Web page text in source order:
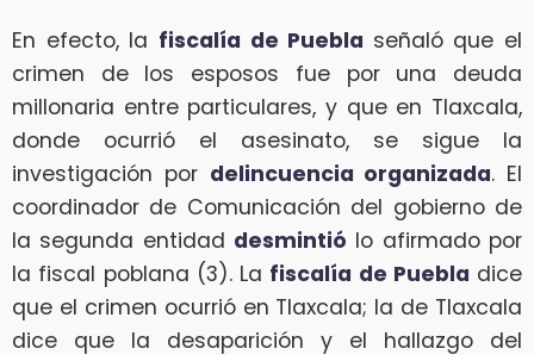
En efecto, la fiscalía de Puebla señaló que el
crimen de los esposos fue por una deuda
millonaria entre particulares, y que en Tlaxcala,
donde ocurrió el asesinato, se sigue la
investigación por delincuencia organizada. El
coordinador de Comunicación del gobierno de
la segunda entidad desmintió lo afirmado por
la fiscal poblana (3). La fiscalía de Puebla dice
que el crimen ocurrió en Tlaxcala; la de Tlaxcala
dice que la desaparición y el hallazgo del